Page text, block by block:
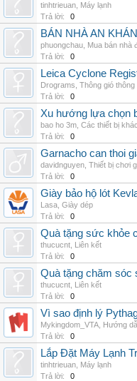
tinhtrieuan Máy lạnh
Trả lời:
0
BÁN NHÀ AN
phuongchau Mua bán nhà
Trả lời:
0
Leica Cyclone
Drograms Thông gió
Trả lời:
0
Xu hướng lựa chọn
bao ho 3m Các thiết bị khác
Trả lời:
0
Garnacho can thoi
davidnguyen Thiết bị chơi
Trả lời:
0
Giày bảo hộ lót
Lasa Giày dép
Trả lời:
0
Quà tặng sức khỏe
thucucnt Liên kết
Trả lời:
0
Quà tặng chăm sóc
thucucnt Liên kết
Trả lời:
0
Vì sao định lý
Mykingdom_VTA Hướng
Trả lời:
0
Lắp Đặt Máy Lạnh
tinhtrieuan Máy lạnh
Trả lời:
0